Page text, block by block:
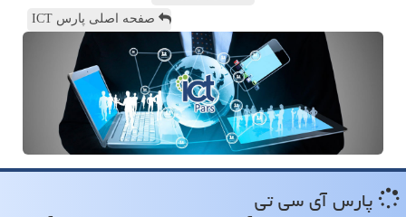
صفحه اصلی پارس ICT
پارس آی سی تی